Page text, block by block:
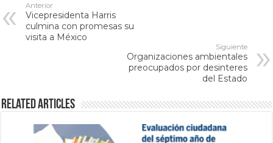
Anterior
Vicepresidenta Harris
culmina con promesas su
visita a México
Siguiente
Organizaciones ambientales
preocupados por desinteres
del Estado
Related Articles